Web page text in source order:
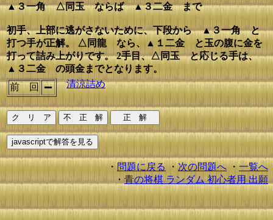
▲３一角 △同玉 ならば ▲３二金 まで
初手、上部に逃がさないために、下段から ▲３一角 と
打つ手が正解。 △同龍 なら、▲１二金 と玉の腹に金を
打って詰み上がりです。 2手目、△同玉 と応じる手は、
▲３二金 の頭金までとなります。
前 回
清涼詰め
・問題に戻る・次の問題へ・一覧へ
・ 青の将棋 ランダム 初心者用 出願